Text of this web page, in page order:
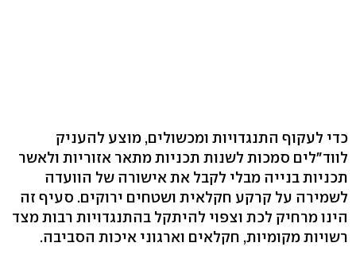
כדי לעקוף התנגדויות ומכשולים, מוצע להעניק
לווד"לים סמכות לשנות תכניות מתאר אזוריות ולאשר
תכניות בנייה מבלי לקבל את אישורה של הוועדה
לשמירה על קרקע חקלאית ושטחים ירוקים. סעיף זה
הינו מרחיק לכת וצפוי להיתקל בהתנגדויות רבות מצד
רשויות מקומיות, חקלאים וארגוני איכות הסביבה.